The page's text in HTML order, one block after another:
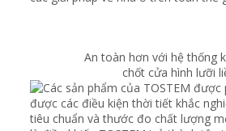
An toàn hơn với hệ thống
chốt cửa hình lưỡi